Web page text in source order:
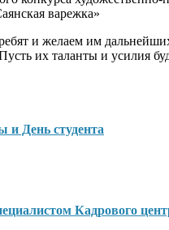
варежка»
и желаем им
их таланты и усилия
и День студента
Кадрового